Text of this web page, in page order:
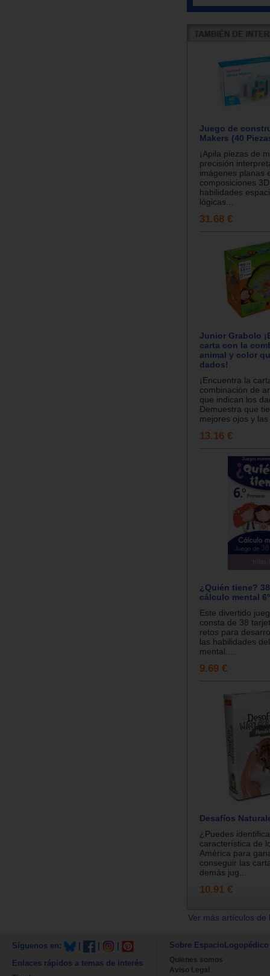
Juego de
Makers (40
¡Apila piezas de
precisión
imágenes planas
composiciones
habilidades
lógicas...
31.68 €
Junior Grabolo
carta con la
animal y color
dados!
¡Encuentra la
combinación de
que indican los
Demuestra que
mejores ojos y
13.16 €
¿Quién tiene?
cálculo mental
Este divertido
consta de 38
retos para
las habilidades
mental....
9.69 €
Desafíos
¿Puedes
característica de
América para
conseguir las
demás jug...
10.91 €
Ver más artículos
Síguenos en:
Enlaces rápidos a temas de interés
Sobre EspacioLogopédico
Quienes somos
Aviso Legal